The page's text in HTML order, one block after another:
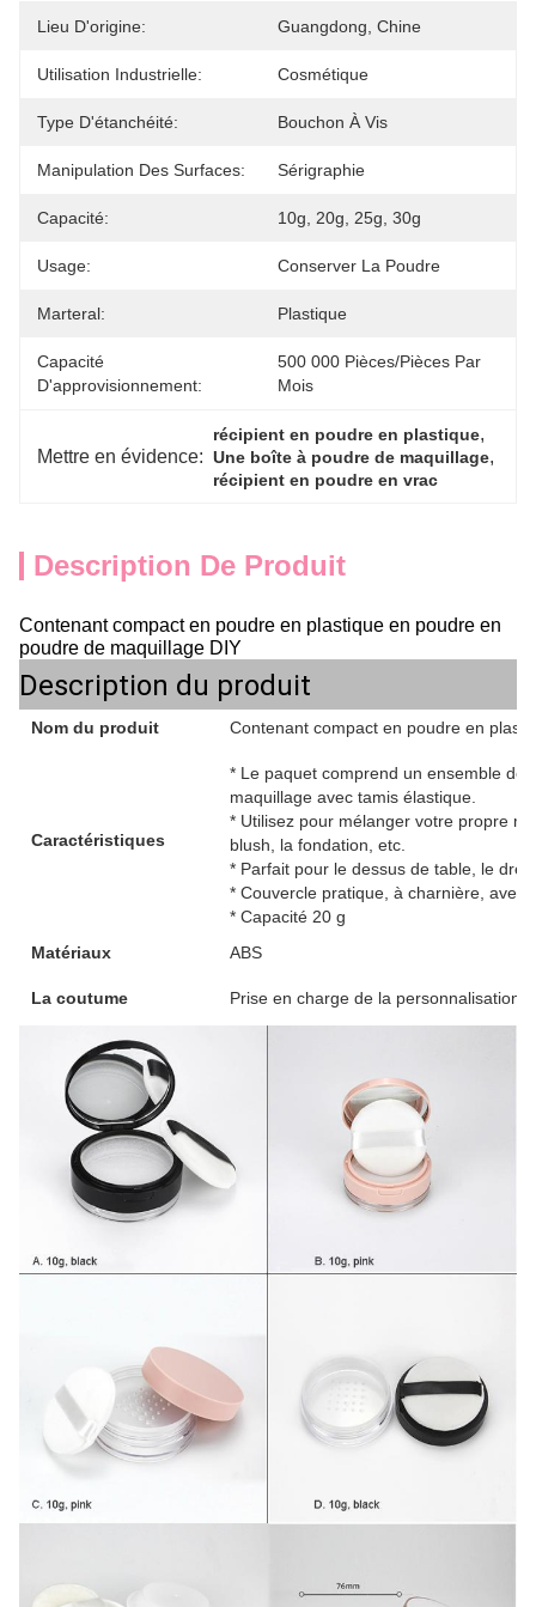
Lieu D'origine: Guangdong, Chine
Utilisation Industrielle: Cosmétique
Type D'étanchéité: Bouchon À Vis
Manipulation Des Surfaces: Sérigraphie
Capacité: 10g, 20g, 25g, 30g
Usage: Conserver La Poudre
Marteral: Plastique
Capacité
D'approvisionnement:
500 000 Pièces/pièces Par
Mois
Mettre en évidence:
récipient en poudre en plastique,
Une boîte à poudre de maquillage
récipient en poudre en vrac
Description De Produit
Contenant compact en poudre en plastique en poudre en
poudre de maquillage DIY
Description du produit
Nom du produit Contenant compact en poudre en
Caractéristiques
* Le paquet comprend un ensemble de
maquillage avec tamis élastique.
* Utilisez pour mélanger votre propre
blush, la fondation, etc.
* Parfait pour le dessus de table, le
* Couvercle pratique, à charnière, avec
* Capacité 20 g
Matériaux
ABS
La coutume Prise en charge de la personnalisation